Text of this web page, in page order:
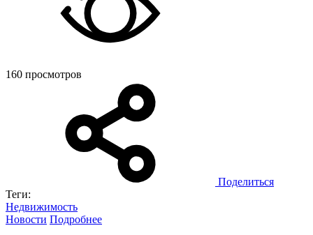
160 просмотров
Поделиться
Теги:
Недвижимость
Новости Подробнее